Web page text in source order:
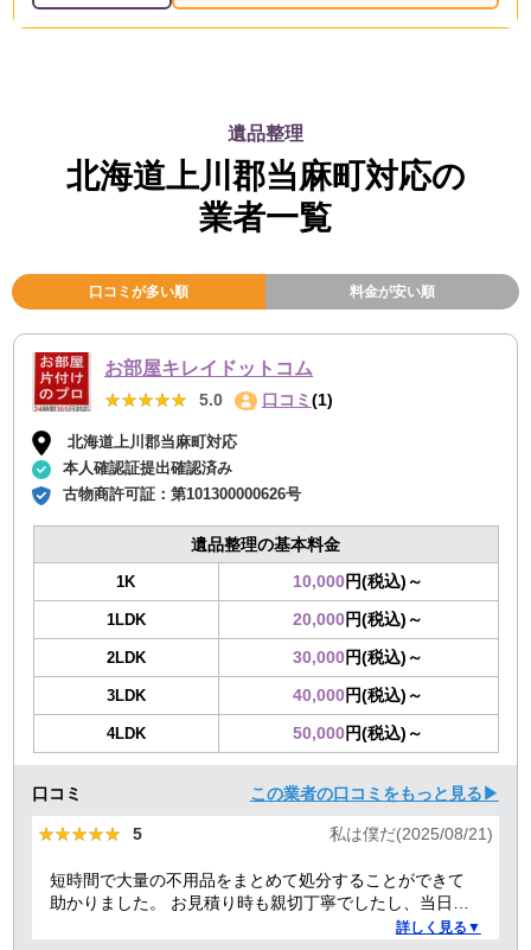
遺品整理
北海道上川郡当麻町対応の
業者一覧
口コミが多い順 料金が安い順
お部屋キレイドットコム
★★★★★
★★★★★ 5.0 口コミ (1)
北海道上川郡当麻町対応
本人確認証提出確認済み
古物商許可証：第101300000626号
遺品整理の基本料金
1K 10,000円(税込)～
1LDK 20,000円(税込)～
2LDK 30,000円(税込)～
3LDK 40,000円(税込)～
4LDK 50,000円(税込)～
口コミ この業者の口コミをもっと見る▶
★★★★★
★★★★★ 5 私は僕だ(2025/08/21)
短時間で大量の不用品をまとめて処分することができて
助かりました。 お見積り時も親切丁寧でしたし、当日作
業を担当してくれた方たちも礼儀正しく気持ちよく対応
詳しく見る▼